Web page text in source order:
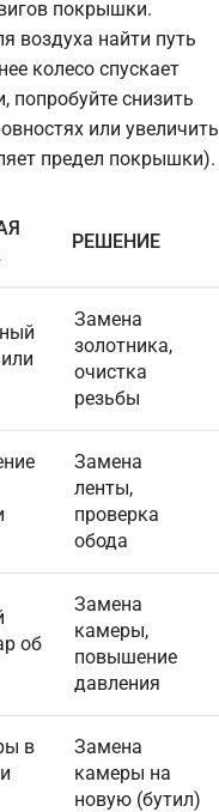
покрышки.
воздуха найти путь
колесо спускает
попробуйте снизить
или увеличить
предел покрышки).
РЕШЕНИЕ
Замена
золотника,
очистка
резьбы
Замена
ленты,
проверка
обода
об
Замена
камеры,
повышение
давления
в
Замена
камеры на
новую (бутил)